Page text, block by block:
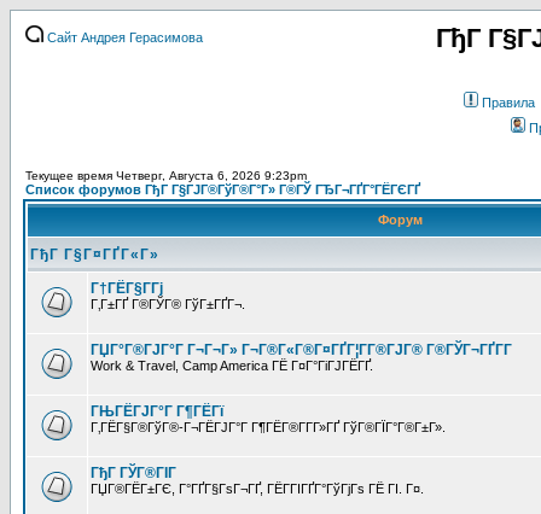
Сайт Андрея Герасимова ГђГ
Правила
Текущее время Четверг, Августа 6, 2026 9:23pm
Список форумов ГђГ Г§ГЈГ®ГўГ®Г°Г» Г®ГЎ ГЂГ¬ГҐГ°ГЁГЄГҐ
Форум
ГђГ Г§Г¤ГҐГ«Г»
Г†ГЁГ§Г­Гј
Г‚Г±ГҐ Г®ГЎГ® ГўГ±ГҐГ¬.
ГЏГ°Г®ГЈГ°Г Г¬Г¬Г» Г¬Г®Г«Г®Г¤ГҐГ¦Г­Г®ГЈГ® Г®ГЎГ¬ГҐГ­Г
Work & Travel, Camp America ГЁ Г¤Г°ГіГЈГЁГҐ.
ГЊГЁГЈГ°Г Г¶ГЁГї
Г‚ГЁГ§Г®ГўГ®-Г¬ГЁГЈГ°Г Г¶ГЁГ®Г­Г­Г»ГҐ ГўГ®ГЇГ°Г®Г±Г».
ГђГ ГЎГ®ГІГ
ГЏГ®ГЁГ±ГЄ, Г°ГҐГ§ГѕГ¬ГҐ, ГЁГ­ГІГҐГ°ГўГјГѕ ГЁ ГІ. Г¤.